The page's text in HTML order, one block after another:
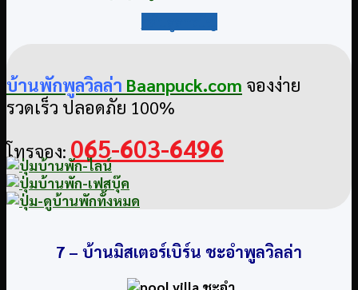
บ้านพักพูลวิลล่า Baanpuck.com จองง่าย
รวดเร็ว ปลอดภัย 100%
โทรจอง: 065-603-6496
7 – บ้านมิสเตอร์เบิร์น ชะอำพูลวิลล่า